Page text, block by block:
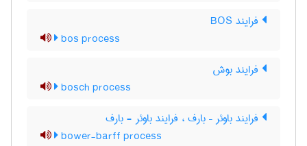
فرایند BOS
bos process
فرایند بوش
bosch process
فرایند باوئر – بارف ، فرایند باوئر - بارف
bower-barff process